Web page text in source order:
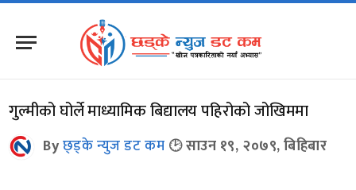
गुल्मीको घोर्ले माध्यामिक बिद्यालय पहिरोको जोखिममा
Byछ्ड्के न्युज डट कम साउन १९, २०७९, बिहिबार